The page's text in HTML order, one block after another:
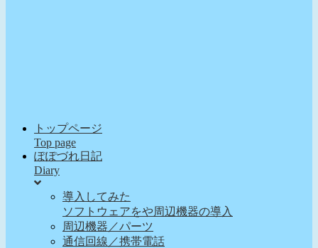
トップページ
Top page
ぽぽづれ日記
Diary
導入してみた
ソフトウェアをや周辺機器の導入
周辺機器／パーツ
通信回線／携帯電話